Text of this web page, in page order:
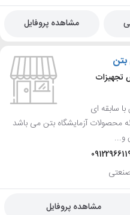
مشاهده پروفایل
بتن
تجهیزات
سابقه ای
محصولات آزمایشگاه بتن می باشد
و...
مشاهده پروفایل